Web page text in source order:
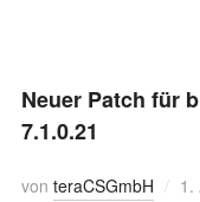
Neuer Patch für
7.1.0.21
von teraCSGmbH 1.